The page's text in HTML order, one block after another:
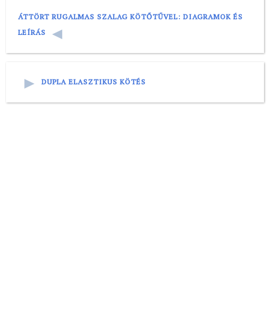
ÁTTÖRT RUGALMAS SZALAG KÖTŐTŰVEL: DIAGRAMOK ÉS
LEÍRÁS
DUPLA ELASZTIKUS KÖTÉS